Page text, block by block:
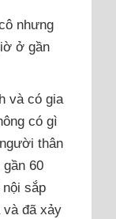
nhưng
ở gần
và có gia
có gì
thân
60
sắp
đã xảy